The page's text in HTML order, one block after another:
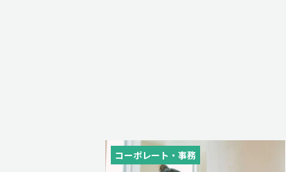
コーポレート・事務